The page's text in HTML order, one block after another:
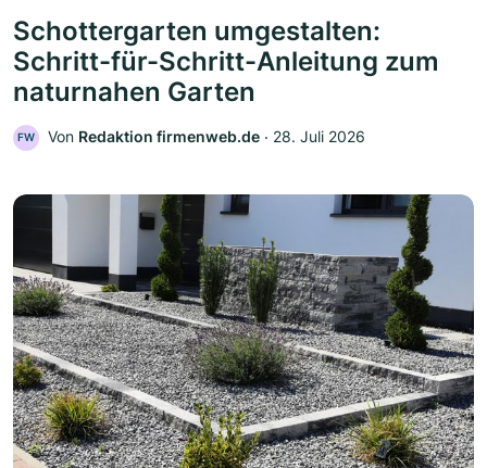
Schottergarten umgestalten:
Schritt-für-Schritt-Anleitung zum
naturnahen Garten
FW Von Redaktion firmenweb.de ‧ 28. Juli 2026